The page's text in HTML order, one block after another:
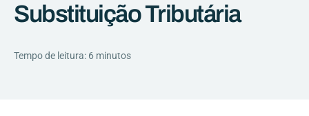
Substituição Tributária
Tempo de leitura: 6 minutos